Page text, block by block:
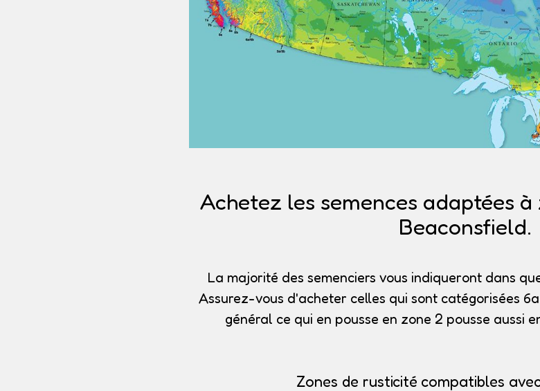
Achetez les semences adaptées
Beaconsfield.
La majorité des semenciers vous indiqueront dans
Assurez-vous d'acheter celles qui sont catégorisées 6a
général ce qui en pousse en zone 2 pousse aussi
Zones de rusticité compatibles